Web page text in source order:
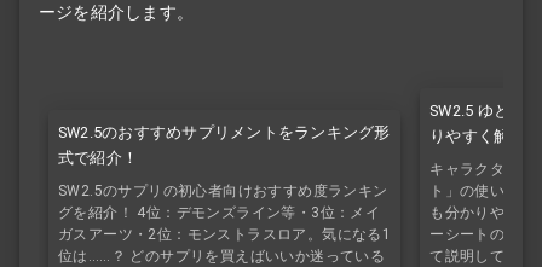
ージを紹介します。
SW2.5のおすすめサプリメントをランキング形
式で紹介！
SW2.5のサプリの初心者向けおすすめ度ランキン
グを紹介！ 4位：デモンズライン等・3位：メイ
ガスアーツ・2位：モンストラスロア。気になる1
位は……？ どのサプリを買えばいいか迷っている
SW2.5 ゆとシ
りやすく解説！
キャラクターシ
ト」の使い方
も分かりやすく
ーシートの作り
て説明していき